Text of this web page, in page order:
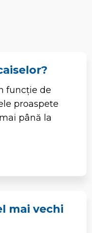
funcție de
proaspete
până la
mai vechi